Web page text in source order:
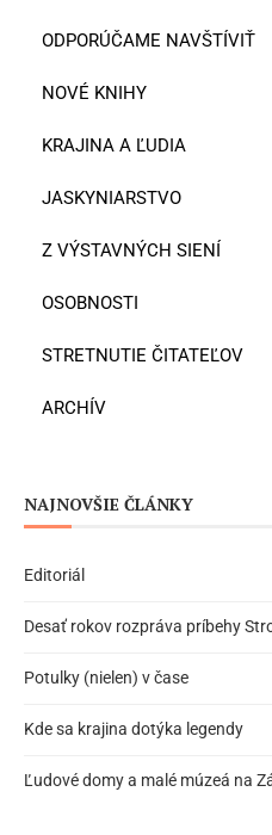
ODPORÚČAME NAVŠTÍVIŤ
NOVÉ KNIHY
KRAJINA A ĽUDIA
JASKYNIARSTVO
Z VÝSTAVNÝCH SIENÍ
OSOBNOSTI
STRETNUTIE ČITATEĽOV
ARCHÍV
NAJNOVŠIE ČLÁNKY
Editoriál
Desať rokov rozpráva príbehy
Potulky (nielen) v čase
Kde sa krajina dotýka legendy
Ľudové domy a malé múzeá na